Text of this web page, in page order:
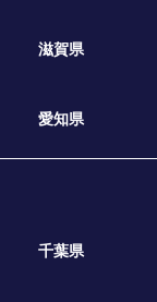
滋賀県
愛知県
千葉県